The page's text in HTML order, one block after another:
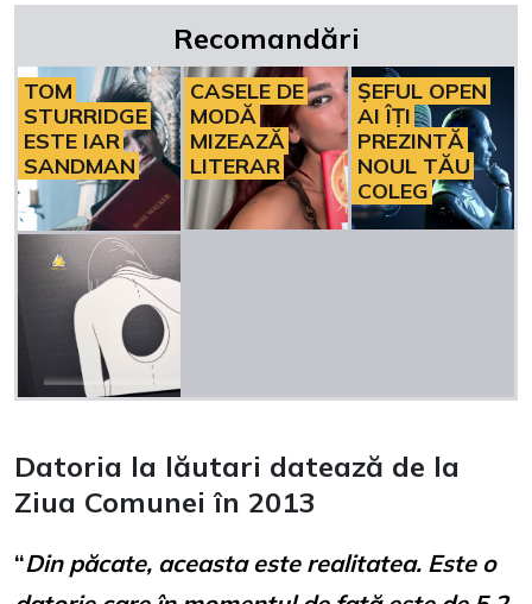
Recomandări
TOM
STURRIDGE
ESTE IAR
SANDMAN
CASELE DE
MODĂ
MIZEAZĂ
LITERAR
ȘEFUL OPEN
AI ÎȚI
PREZINTĂ
NOUL TĂU
COLEG
Datoria la lăutari datează de la
Ziua Comunei în 2013
“Din păcate, aceasta este realitatea. Este o